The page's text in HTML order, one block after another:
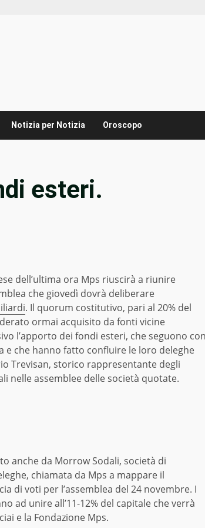
Notizia per Notizia Oroscopo
esteri.
dell’ultima ora Mps riuscirà a riunire
che giovedì dovrà deliberare
. Il quorum costitutivo, pari al 20% del
ormai acquisito da fonti vicine
l’apporto dei fondi esteri, che seguono
e che hanno fatto confluire le loro deleghe
Trevisan, storico rappresentante degli
nelle assemblee delle società quotate.
anche da Morrow Sodali, società di
chiamata da Mps a mappare il
di voti per l’assemblea del 24 novembre. I
ad unire all’11-12% del capitale che verrà
e la Fondazione Mps.